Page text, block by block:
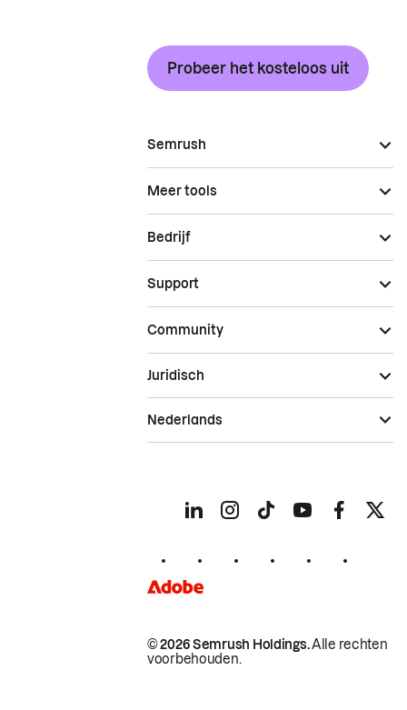
Probeer het kosteloos uit
Semrush
Meer tools
Bedrijf
Support
Community
© 2026 Semrush Holdings.Alle rechten
voorbehouden.
Juridisch
Nederlands